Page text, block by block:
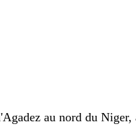
au nord du